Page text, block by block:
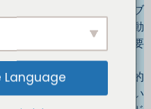
まりが、サーボ ドライブ
牽引しています。産業自動
、生産性を向上させる必要
成長を牽引しています。
動化システムで正確で動的
て重要な役割を果たしてい
Language